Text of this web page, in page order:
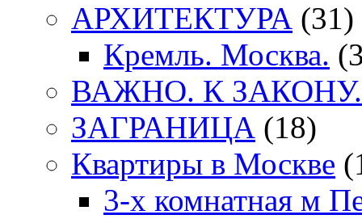
АРХИТЕКТУРА (31)
Кремль. Москва.
ВАЖНО. К ЗАКОНУ.
ЗАГРАНИЦА (18)
Квартиры в Москве
3-х комнатная м